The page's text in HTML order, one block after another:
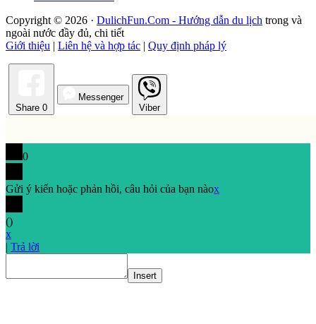
Copyright © 2026 · DulichFun.Com - Hướng dẫn du lịch trong và
ngoài nước đầy đủ, chi tiết
Giới thiệu | Liên hệ và hợp tác | Quy định pháp lý
Share 0
Messenger
Viber
0
Gửi ý kiến hoặc phản hồi, câu hỏi của bạn nàox
()
x
| Trả lời
Insert